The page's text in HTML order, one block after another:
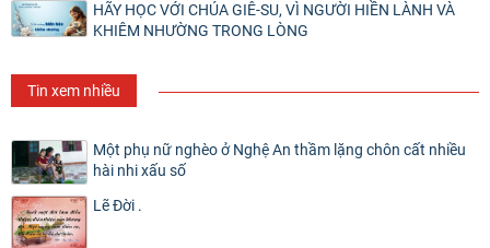
HÃY HỌC VỚI CHÚA GIÊ-SU, VÌ NGƯỜI HIỀN LÀNH VÀ
KHIÊM NHƯỜNG TRONG LÒNG
Tin xem nhiều
Một phụ nữ nghèo ở Nghệ An thầm lặng chôn cất nhiều
hài nhi xấu số
Lẽ Đời .